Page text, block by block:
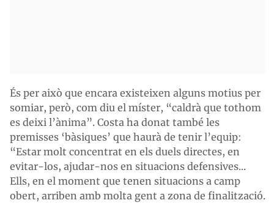
És per això que encara existeixen alguns motius per
somiar, però, com diu el míster, “caldrà que tothom
es deixi l’ànima”. Costa ha donat també les
premisses ‘bàsiques’ que haurà de tenir l’equip:
“Estar molt concentrat en els duels directes, en
evitar-los, ajudar-nos en situacions defensives...
Ells, en el moment que tenen situacions a camp
obert, arriben amb molta gent a zona de finalització.